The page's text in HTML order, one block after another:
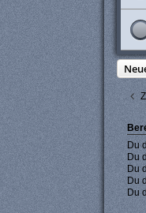
Du
Du
Du
Du
Du